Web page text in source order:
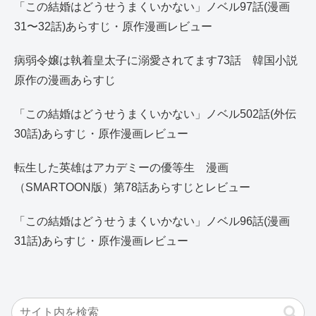
「この結婚はどうせうまくいかない」ノベル97話(漫画
31〜32話)あらすじ・原作漫画レビュー
病弱令嬢は執着皇太子に溺愛されてます73話 韓国小説
原作の漫画あらすじ
「この結婚はどうせうまくいかない」ノベル502話(外伝
30話)あらすじ・原作漫画レビュー
転生した英雄はアカデミーの優等生 漫画
（SMARTOON版）第78話あらすじとレビュー
「この結婚はどうせうまくいかない」ノベル96話(漫画
31話)あらすじ・原作漫画レビュー